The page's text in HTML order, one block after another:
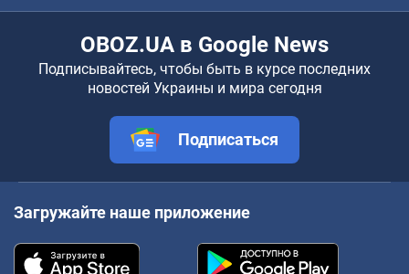
OBOZ.UA в Google News
Подписывайтесь, чтобы быть в курсе последних
новостей Украины и мира сегодня
Подписаться
Загружайте наше приложение